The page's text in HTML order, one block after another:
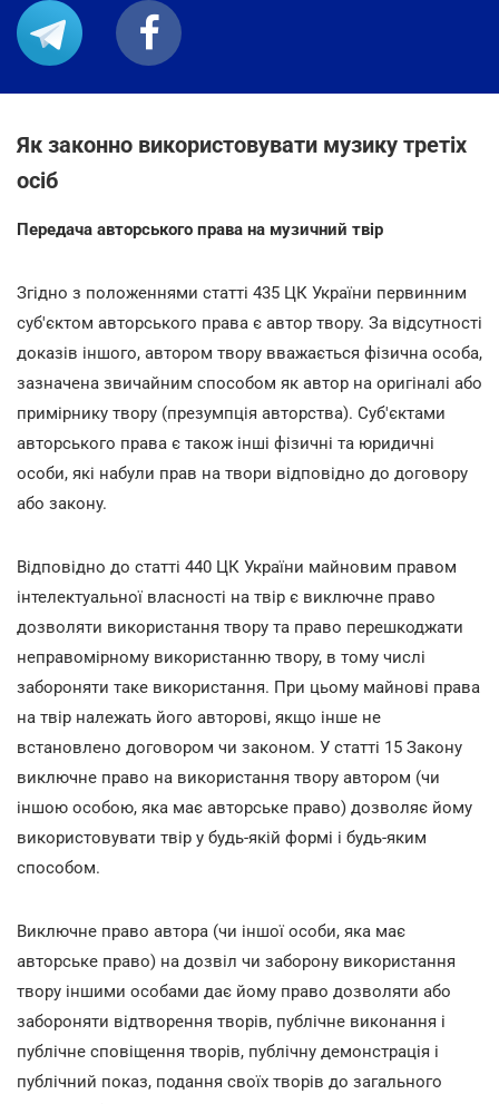
Як законно використовувати музику третіх
осіб
Передача авторського права на музичний твір
Згідно з положеннями статті 435 ЦК України первинним
суб'єктом авторського права є автор твору. За відсутності
доказів іншого, автором твору вважається фізична особа,
зазначена звичайним способом як автор на оригіналі або
примірнику твору (презумпція авторства). Суб'єктами
авторського права є також інші фізичні та юридичні
особи, які набули прав на твори відповідно до договору
або закону.
Відповідно до статті 440 ЦК України майновим правом
інтелектуальної власності на твір є виключне право
дозволяти використання твору та право перешкоджати
неправомірному використанню твору, в тому числі
забороняти таке використання. При цьому майнові права
на твір належать його авторові, якщо інше не
встановлено договором чи законом. У статті 15 Закону
виключне право на використання твору автором (чи
іншою особою, яка має авторське право) дозволяє йому
використовувати твір у будь-якій формі і будь-яким
способом.
Виключне право автора (чи іншої особи, яка має
авторське право) на дозвіл чи заборону використання
твору іншими особами дає йому право дозволяти або
забороняти відтворення творів, публічне виконання і
публічне сповіщення творів, публічну демонстрація і
публічний показ, подання своїх творів до загального